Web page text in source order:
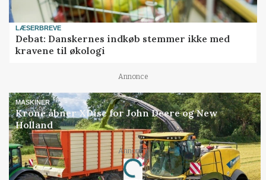
LÆSERBREVE
Debat: Danskernes indkøb stemmer ikke med
kravene til økologi
Annonce
MASKINER
Krone åbner XDisc for John Deere og New
Holland
Annonce
Loading...